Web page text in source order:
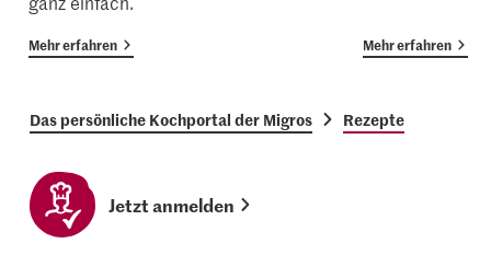
Mehr erfahren Mehr erfahren
Das persönliche Kochportal der Migros Rezepte
Jetzt anmelden